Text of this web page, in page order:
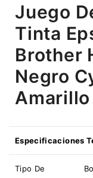
Juego
Tinta
Brother
Negro
Especificaciones
Tipo De